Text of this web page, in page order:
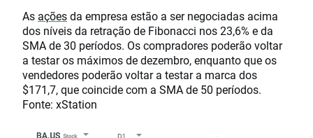
As açõesda empresa estão a ser negociadas acima
dos níveis da retração de Fibonacci nos 23,6% e da
SMA de 30 períodos. Os compradores poderão voltar
a testar os máximos de dezembro, enquanto que os
vendedores poderão voltar a testar a marca dos
$171,7, que coincide com a SMA de 50 períodos.
Fonte: xStation